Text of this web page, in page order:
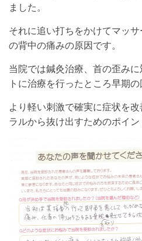
ました。
それに追い打ちをかけてマッ
の背中の痛みの原因です。
当院では鍼灸治療、首の歪み
トに治療を行ったところ早期の
より軽い刺激で確実に症状を
ラルから抜け出すためのポイン